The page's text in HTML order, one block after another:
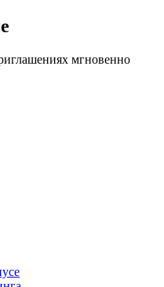
мгновенно